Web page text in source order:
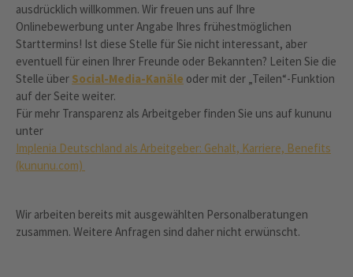
ausdrücklich willkommen. Wir freuen uns auf Ihre
Onlinebewerbung unter Angabe Ihres frühestmöglichen
Starttermins! Ist diese Stelle für Sie nicht interessant, aber
eventuell für einen Ihrer Freunde oder Bekannten? Leiten Sie die
Stelle über Social-Media-Kanäle oder mit der „Teilen“-Funktion
auf der Seite weiter.
Für mehr Transparenz als Arbeitgeber finden Sie uns auf kununu
unter
Implenia Deutschland als Arbeitgeber: Gehalt, Karriere, Benefits
(kununu.com)
Wir arbeiten bereits mit ausgewählten Personalberatungen
zusammen. Weitere Anfragen sind daher nicht erwünscht.